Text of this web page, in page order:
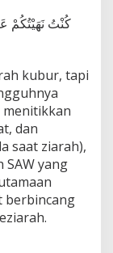
كُنْتُ نَهَيْتُكُمْ
kubur, tapi
dan
saat ziarah),
SAW yang
berbincang